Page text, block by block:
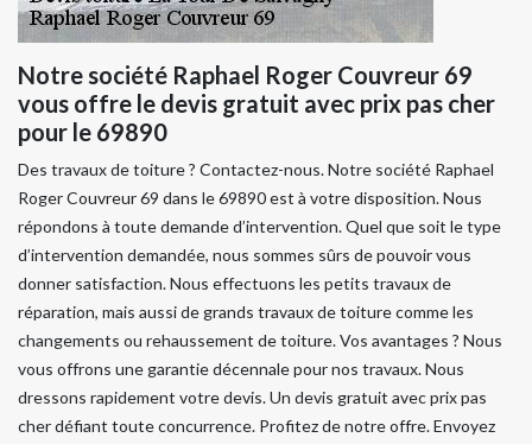
Notre société Raphael Roger Couvreur 69
vous offre le devis gratuit avec prix pas cher
pour le 69890
Des travaux de toiture ? Contactez-nous. Notre société Raphael
Roger Couvreur 69 dans le 69890 est à votre disposition. Nous
répondons à toute demande d’intervention. Quel que soit le type
d’intervention demandée, nous sommes sûrs de pouvoir vous
donner satisfaction. Nous effectuons les petits travaux de
réparation, mais aussi de grands travaux de toiture comme les
changements ou rehaussement de toiture. Vos avantages ? Nous
vous offrons une garantie décennale pour nos travaux. Nous
dressons rapidement votre devis. Un devis gratuit avec prix pas
cher défiant toute concurrence. Profitez de notre offre. Envoyez